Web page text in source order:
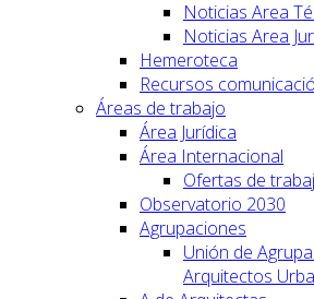
Noticias Area
Noticias Area
Hemeroteca
Recursos
Áreas de trabajo
Área Jurídica
Área Internacional
Ofertas de
Observatorio 2030
Agrupaciones
Unión de
Arquitectos